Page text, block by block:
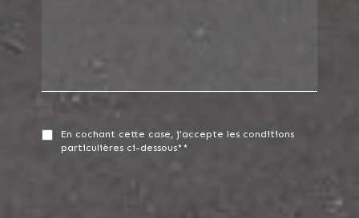
En cochant cette case, j'accepte les conditions
particulières ci-dessous**